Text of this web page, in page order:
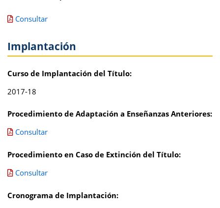
Consultar
Implantación
Curso de Implantación del Título:
2017-18
Procedimiento de Adaptación a Enseñanzas Anteriores:
Consultar
Procedimiento en Caso de Extinción del Título:
Consultar
Cronograma de Implantación: